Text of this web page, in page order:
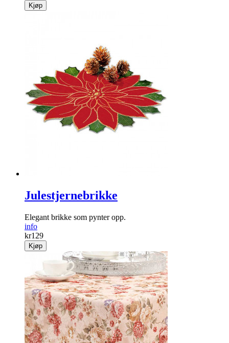
Kjøp
Julestjernebrikke
Elegant brikke som pynter opp.
info
kr129
Kjøp